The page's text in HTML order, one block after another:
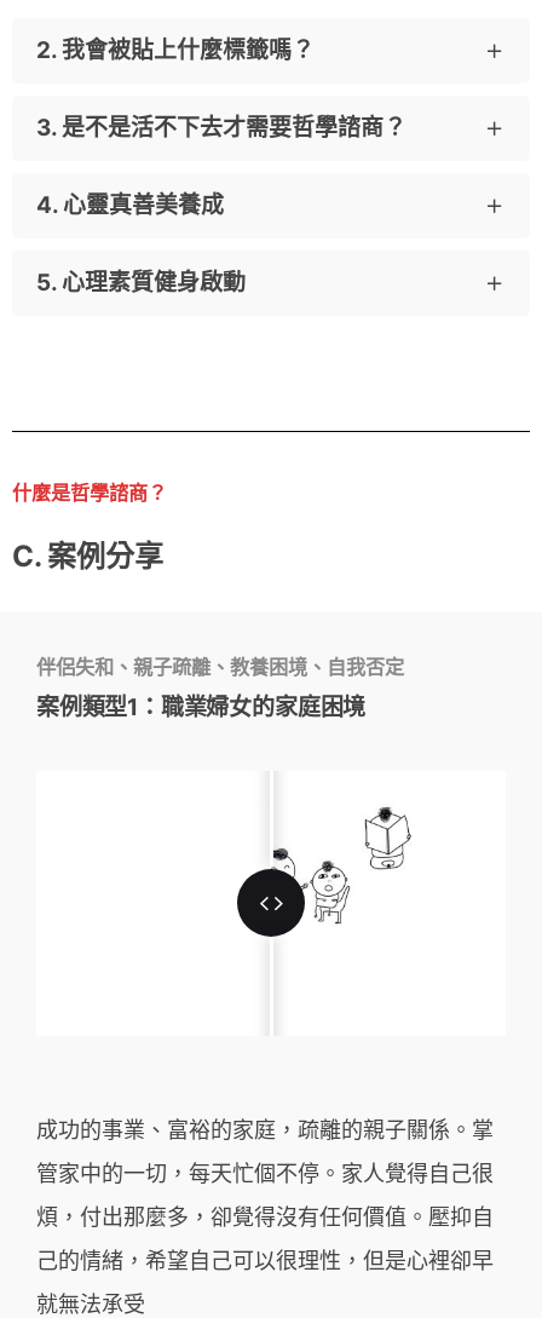
2. 我會被貼上什麼標籤嗎？
不是量表勾選，由你決定自己是誰
3. 是不是活不下去才需要哲學諮商？
想要整理一下思維的人都歡迎
4. 心靈真善美養成
內在整型迎接全新的自己
5. 心理素質健身啟動
什麼是哲學諮商？
C. 案例分享
伴侶失和、親子疏離、教養困境、自我否定
案例類型1：職業婦女的家庭困境
成功的事業、富裕的家庭，疏離的親子關係。掌
管家中的⼀切，每天忙個不停。家⼈覺得⾃⼰很
煩，付出那麼多，卻覺得沒有任何價值。壓抑⾃
⼰的情緒，希望自己可以很理性，但是心裡卻早
就無法承受